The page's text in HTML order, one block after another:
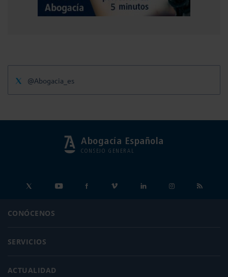
@Abogacia_es
Abogacía Española
CONSEJO GENERAL
CONÓCENOS
SERVICIOS
ACTUALIDAD